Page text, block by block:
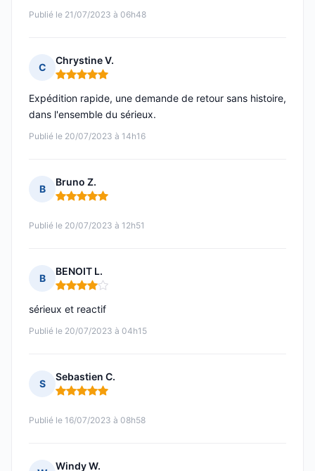
Publié le 21/07/2023 à 06h48
C
Chrystine V.
Note : 5 sur 5
Publié le 20/07/2023 à 14h16
Expédition rapide, une demande de retour sans histoire,
dans l'ensemble du sérieux.
B
Bruno Z.
Note : 5 sur 5
Publié le 20/07/2023 à 12h51
B
BENOIT L.
Note : 4 sur 5
Publié le 20/07/2023 à 04h15
sérieux et reactif
S
Sebastien C.
Note : 5 sur 5
Publié le 16/07/2023 à 08h58
Windy W.